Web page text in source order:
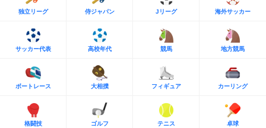
独立リーグ 侍ジャパン Jリーグ 海外サッカー
サッカー代表 高校年代 競馬 地方競馬
ボートレース 大相撲 フィギュア カーリング
格闘技 ゴルフ テニス 卓球